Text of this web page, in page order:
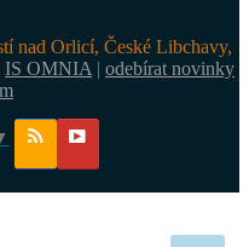
nad Orlicí, České Libchavy,
IS OMNIA | odebírat novinky